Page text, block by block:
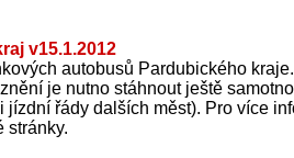
v15.1.2012
autobusů Pardubického
je nutno stáhnout ještě
jízdní řády dalších měst). Pro více
stránky.